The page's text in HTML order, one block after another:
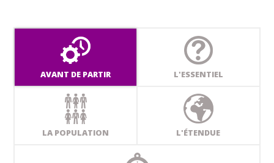
AVANT DE PARTIR L'ESSENTIEL
LA POPULATION L'ÉTENDUE